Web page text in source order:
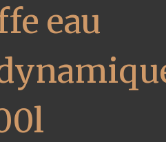
eau